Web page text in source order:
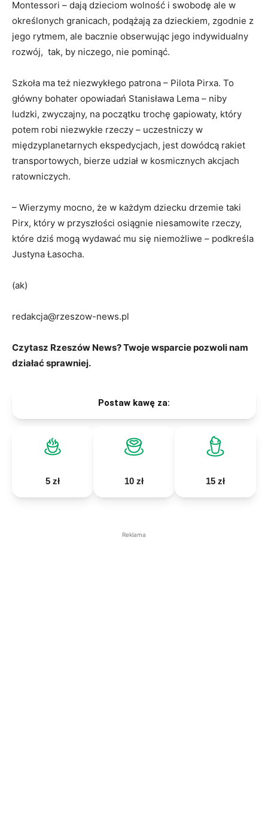
Montessori – dają dzieciom wolność i swobodę ale w
określonych granicach, podążają za dzieckiem, zgodnie z
jego rytmem, ale bacznie obserwując jego indywidualny
rozwój, tak, by niczego, nie pominąć.
Szkoła ma też niezwykłego patrona – Pilota Pirxa. To
główny bohater opowiadań Stanisława Lema – niby
ludzki, zwyczajny, na początku trochę gapiowaty, który
potem robi niezwykłe rzeczy – uczestniczy w
międzyplanetarnych ekspedycjach, jest dowódcą rakiet
transportowych, bierze udział w kosmicznych akcjach
ratowniczych.
– Wierzymy mocno, że w każdym dziecku drzemie taki
Pirx, który w przyszłości osiągnie niesamowite rzeczy,
które dziś mogą wydawać mu się niemożliwe – podkreśla
Justyna Łasocha.
(ak)
redakcja@rzeszow-news.pl
Czytasz Rzeszów News? Twoje wsparcie pozwoli nam
działać sprawniej.
Postaw kawę za:
5 zł 10 zł 15 zł
Reklama